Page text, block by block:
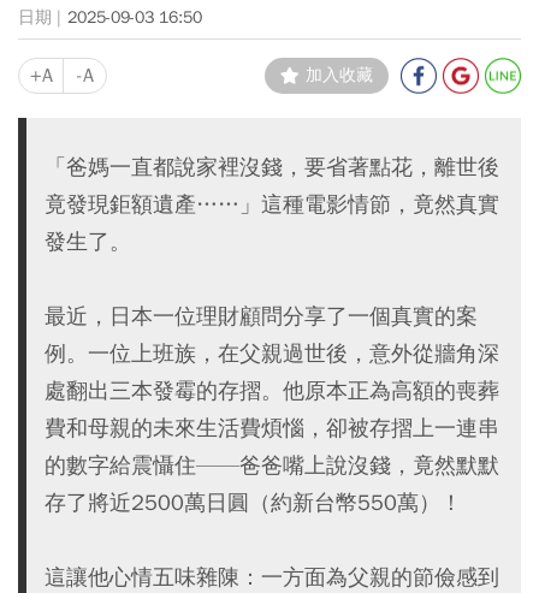
2025-09-03 16:50
+A -A 加入收藏
「爸媽一直都說家裡沒錢，要省著點花，離世後
竟發現鉅額遺產……」這種電影情節，竟然真實
發生了。
最近，日本一位理財顧問分享了一個真實的案
例。一位上班族，在父親過世後，意外從牆角深
處翻出三本發霉的存摺。他原本正為高額的喪葬
費和母親的未來生活費煩惱，卻被存摺上一連串
的數字給震懾住——爸爸嘴上說沒錢，竟然默默
存了將近2500萬日圓（約新台幣550萬）！
這讓他心情五味雜陳：一方面為父親的節儉感到